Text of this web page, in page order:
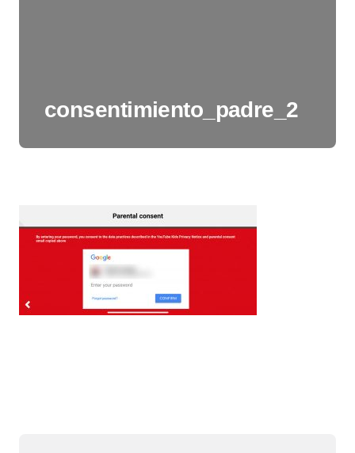
consentimiento_padre_2